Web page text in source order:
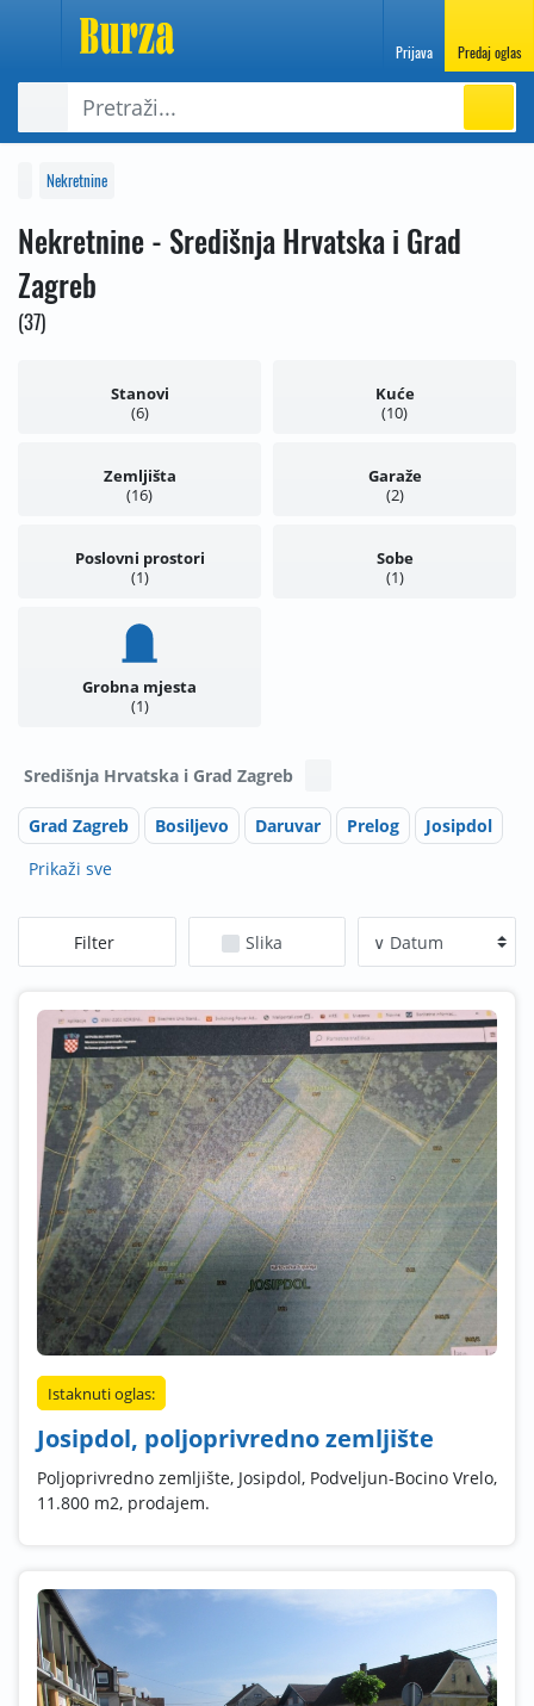
Prijava Predaj oglas
Nekretnine
Nekretnine - Središnja Hrvatska i Grad
Zagreb
37
Stanovi
6
Kuće
10
Zemljišta
16
Garaže
2
Poslovni prostori
1
Sobe
1
Grobna mjesta
1
Središnja Hrvatska i Grad Zagreb
Grad Zagreb Bosiljevo Daruvar Prelog
Josipdol
Prikaži sve
Filter Slika
Istaknuti oglas:
Josipdol, poljoprivredno zemljište
Poljoprivredno zemljište, Josipdol, Podveljun-Bocino Vrelo,
11.800 m2, prodajem.